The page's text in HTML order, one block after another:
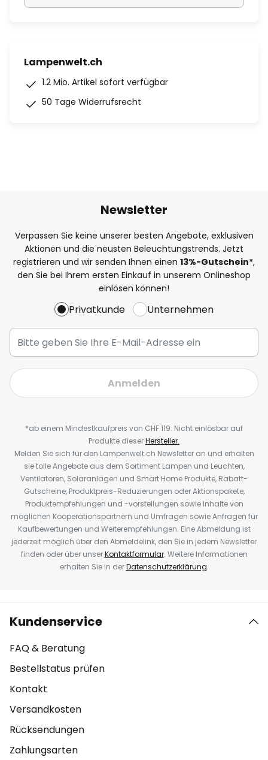
Lampenwelt.ch
1.2 Mio. Artikel sofort verfügbar
50 Tage Widerrufsrecht
Newsletter
Verpassen Sie keine unserer besten Angebote, exklusiven
Aktionen und die neusten Beleuchtungstrends. Jetzt
registrieren und wir senden Ihnen einen 13%-Gutschein*,
den Sie bei Ihrem ersten Einkauf in unserem Onlineshop
einlösen können!
Privatkunde Unternehmen
Anmelden
*ab einem Mindestkaufpreis von CHF 119. Nicht einlösbar auf
Produkte dieserHersteller.
Melden Sie sich für den Lampenwelt.ch Newsletter an und erhalten
sie tolle Angebote aus dem Sortiment Lampen und Leuchten,
Ventilatoren, Solaranlagen und Smart Home Produkte, Rabatt-
Gutscheine, Produktpreis-Reduzierungen oder Aktionspakete,
Produktempfehlungen und -vorstellungen sowie Inhalte von
möglichen Kooperationspartnern und Umfragen sowie Anfragen für
Kaufbewertungen und Weiterempfehlungen. Eine Abmeldung ist
jederzeit möglich über den Abmeldelink, den Sie in jedem Newsletter
finden oder über unserKontaktformular. Weitere Informationen
erhalten Sie in derDatenschutzerklärung.
Kundenservice
FAQ & Beratung
Bestellstatus prüfen
Kontakt
Versandkosten
Rücksendungen
Zahlungsarten